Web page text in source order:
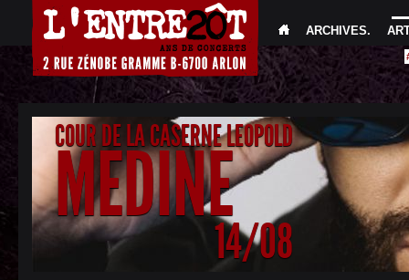
ARCHIVES.
COUR DE LA CASERNE LEOPOLD
MEDINE
14/08